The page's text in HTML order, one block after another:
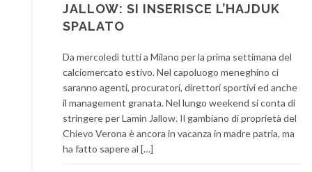
JALLOW: SI INSERISCE L’HAJDUK
SPALATO
Da mercoledì tutti a Milano per la prima settimana del
calciomercato estivo. Nel capoluogo meneghino ci
saranno agenti, procuratori, direttori sportivi ed anche
il management granata. Nel lungo weekend si conta di
stringere per Lamin Jallow. Il gambiano di proprietà del
Chievo Verona è ancora in vacanza in madre patria, ma
ha fatto sapere al […]